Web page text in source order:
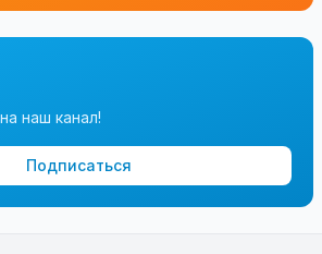
наш канал!
Подписаться